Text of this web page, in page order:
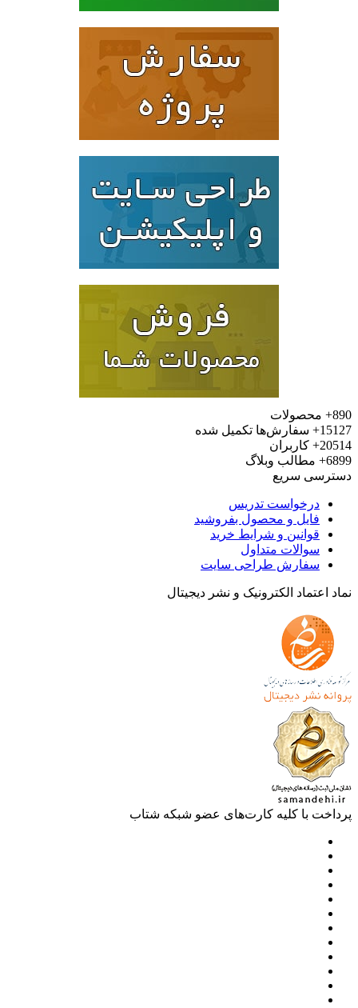
محصولات
سفارش‌ها تکمیل شده
کاربران
مطالب وبلاگ
سریع
درخواست تدریس
فایل و محصول بفروشید
قوانین و شرایط خرید
سوالات متداول
سفارش طراحی سایت
اعتماد الکترونیک و نشر دیجیتال
با کلیه کارت‌های عضو شبکه شتاب